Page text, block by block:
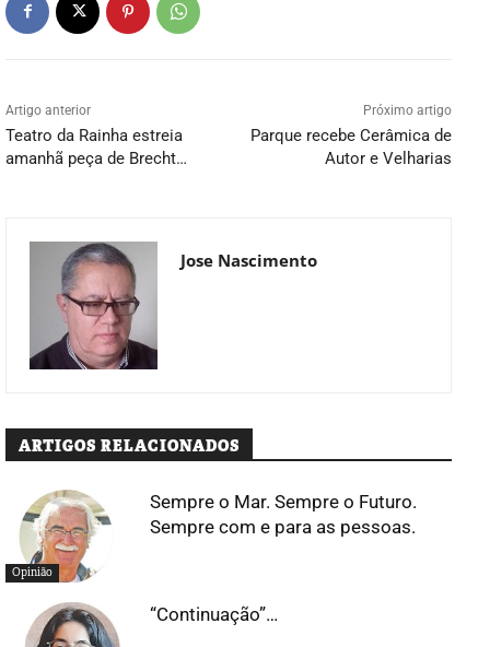
Artigo anterior
Teatro da Rainha estreia
amanhã peça de Brecht…
Próximo artigo
Parque recebe Cerâmica de
Autor e Velharias
Jose Nascimento
ARTIGOS RELACIONADOS
Opinião
Sempre o Mar. Sempre o Futuro.
Sempre com e para as pessoas.
“Continuação”…